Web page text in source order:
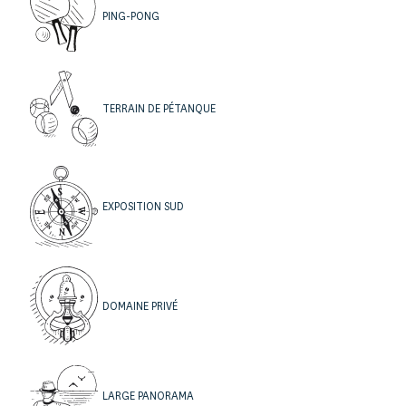
Chambre s’ouvrant sur le jardin avec deux lits en 90
pouvant être réunis, salle d’eau avec WC,
Une dernière chambre s’ouvrant sur le jardin avec deux
lits en 90 pouvant être réunis, salle d’eau avec WC
séparés.
PING-PONG
TERRAIN DE PÉTANQUE
EXPOSITION SUD
DOMAINE PRIVÉ
LARGE PANORAMA